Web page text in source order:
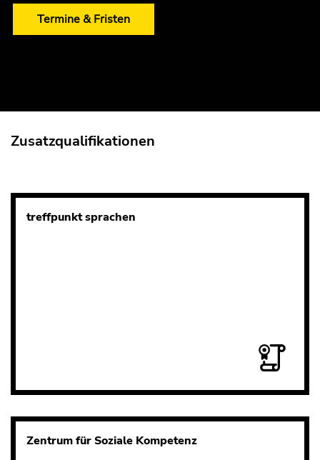
Termine & Fristen
Zusatzqualifikationen
treffpunkt sprachen
Zentrum für Soziale Kompetenz